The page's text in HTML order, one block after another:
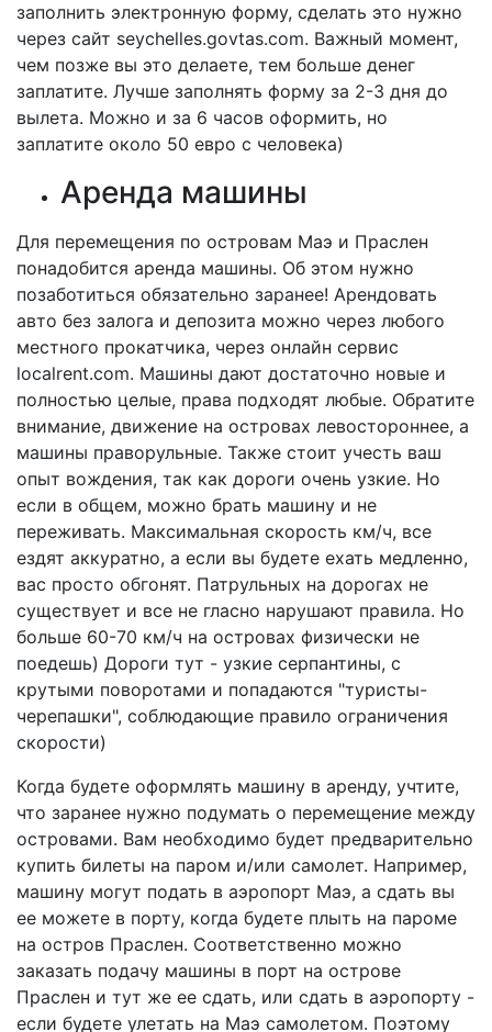
заполнить электронную форму, сделать это нужно
через сайт seychelles.govtas.com. Важный момент,
чем позже вы это делаете, тем больше денег
заплатите. Лучше заполнять форму за 2-3 дня до
вылета. Можно и за 6 часов оформить, но
заплатите около 50 евро с человека)
Аренда машины
Для перемещения по островам Маэ и Праслен
понадобится аренда машины. Об этом нужно
позаботиться обязательно заранее! Арендовать
авто без залога и депозита можно через любого
местного прокатчика, через онлайн сервис
localrent.com. Машины дают достаточно новые и
полностью целые, права подходят любые. Обратите
внимание, движение на островах левостороннее, а
машины праворульные. Также стоит учесть ваш
опыт вождения, так как дороги очень узкие. Но
если в общем, можно брать машину и не
переживать. Максимальная скорость км/ч, все
ездят аккуратно, а если вы будете ехать медленно,
вас просто обгонят. Патрульных на дорогах не
существует и все не гласно нарушают правила. Но
больше 60-70 км/ч на островах физически не
поедешь) Дороги тут - узкие серпантины, с
крутыми поворотами и попадаются "туристы-
черепашки", соблюдающие правило ограничения
скорости)
Когда будете оформлять машину в аренду, учтите,
что заранее нужно подумать о перемещение между
островами. Вам необходимо будет предварительно
купить билеты на паром и/или самолет. Например,
машину могут подать в аэропорт Маэ, а сдать вы
ее можете в порту, когда будете плыть на пароме
на остров Праслен. Соответственно можно
заказать подачу машины в порт на острове
Праслен и тут же ее сдать, или сдать в аэропорту -
если будете улетать на Маэ самолетом. Поэтому